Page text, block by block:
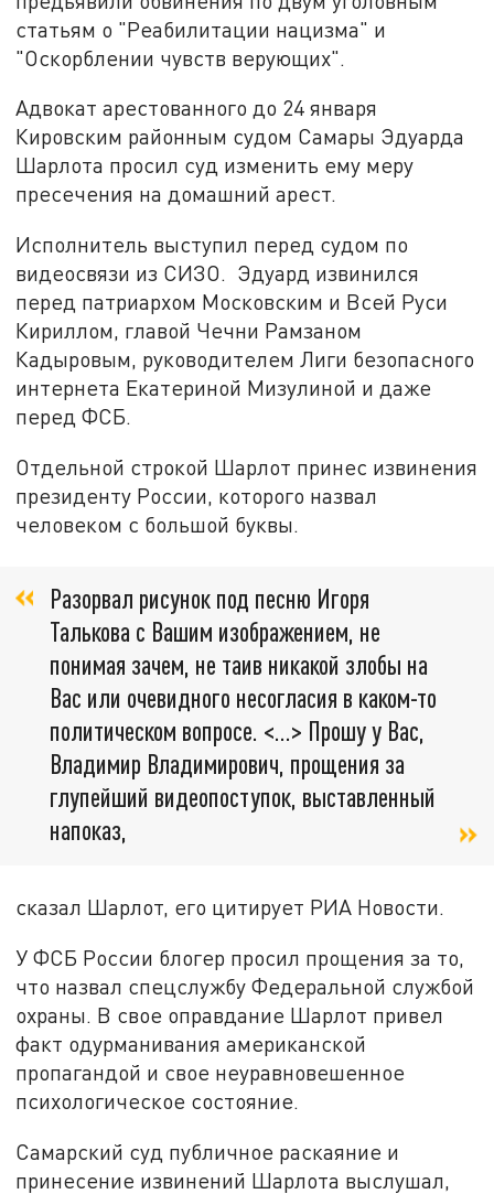
статьям о "Реабилитации нацизма" и
"Оскорблении чувств верующих".
Адвокат арестованного до 24 января
Кировским районным судом Самары Эдуарда
Шарлота просил суд изменить ему меру
пресечения на домашний арест.
Исполнитель выступил перед судом по
видеосвязи из СИЗО. Эдуард извинился
перед патриархом Московским и Всей Руси
Кириллом, главой Чечни Рамзаном
Кадыровым, руководителем Лиги безопасного
интернета Екатериной Мизулиной и даже
перед ФСБ.
Отдельной строкой Шарлот принес извинения
президенту России, которого назвал
человеком с большой буквы.
Разорвал рисунок под песню Игоря
Талькова с Вашим изображением, не
понимая зачем, не таив никакой злобы на
Вас или очевидного несогласия в каком-то
политическом вопросе. <...> Прошу у Вас,
Владимир Владимирович, прощения за
глупейший видеопоступок, выставленный
напоказ,
сказал Шарлот, его цитирует РИА Новости.
У ФСБ России блогер просил прощения за то,
что назвал спецслужбу Федеральной службой
охраны. В свое оправдание Шарлот привел
факт одурманивания американской
пропагандой и свое неуравновешенное
психологическое состояние.
Самарский суд публичное раскаяние и
принесение извинений Шарлота выслушал,